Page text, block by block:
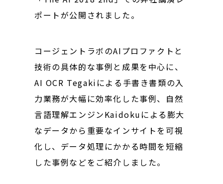
ポートが公開されました。
コージェントラボのAIプロファクトと
技術の具体的な事例と成果を中心に、
AI OCR Tegakiによる手書き書類の入
力業務が大幅に効率化した事例、自然
言語理解エンジンKaidokuによる膨大
なデータから重要なインサイトを可視
化し、データ処理にかかる時間を短縮
した事例などをご紹介しました。